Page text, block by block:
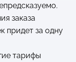
заказа
придет за одну
тарифы